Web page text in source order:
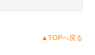
▲TOPへ戻る